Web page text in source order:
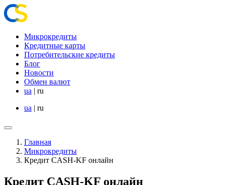
Микрокредиты
Кредитные карты
Потребительские кредиты
Блог
Новости
Обмен валют
ua | ru
ua | ru
Главная
Микрокредиты
Кредит CASH-KF онлайн
Кредит CASH-KF онлайн